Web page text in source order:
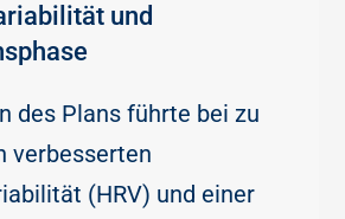
und
des Plans führte bei zu
verbesserten
(HRV) und einer